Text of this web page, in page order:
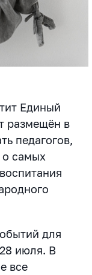
Единый
размещён в
педагогов,
о самых
для
июля. В
все